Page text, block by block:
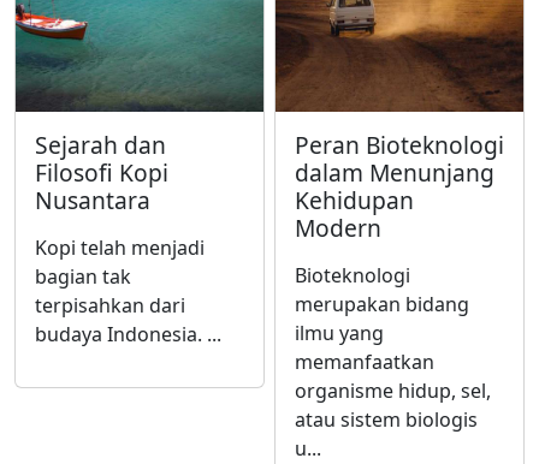
Sejarah dan
Filosofi Kopi
Nusantara
Kopi telah menjadi
bagian tak
terpisahkan dari
budaya Indonesia. ...
Peran Bioteknologi
dalam Menunjang
Kehidupan
Modern
Bioteknologi
merupakan bidang
ilmu yang
memanfaatkan
organisme hidup, sel,
atau sistem biologis
u...